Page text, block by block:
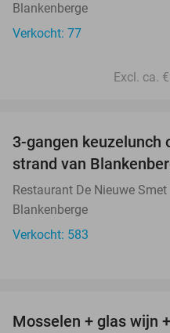
Blankenberge
Verkocht: 77
Excl. ca.
3-gangen keuzelunch
strand van
Restaurant De Nieuwe Smet
Blankenberge
Verkocht: 583
Mosselen + glas wijn